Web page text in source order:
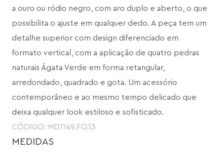
a ouro ou ródio negro, com aro duplo e aberto, o que
possibilita o ajuste em qualquer dedo. A peça tem um
detalhe superior com design diferenciado em
formato vertical, com a aplicação de quatro pedras
naturais Ágata Verde em forma retangular,
arredondado, quadrado e gota. Um acessório
contemporâneo e ao mesmo tempo delicado que
deixa qualquer look estiloso e sofisticado.
CÓDIGO: MD1149.FO.13
MEDIDAS